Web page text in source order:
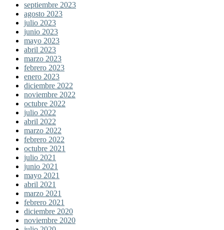
septiembre 2023
agosto 2023
julio 2023
junio 2023
mayo 2023
abril 2023
marzo 2023
febrero 2023
enero 2023
diciembre 2022
noviembre 2022
octubre 2022
julio 2022
abril 2022
marzo 2022
febrero 2022
octubre 2021
julio 2021
junio 2021
mayo 2021
abril 2021
marzo 2021
febrero 2021
diciembre 2020
noviembre 2020